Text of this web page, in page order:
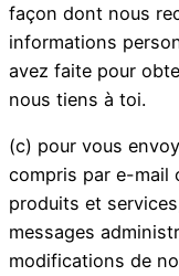
façon dont nous
informations
avez faite pour
nous tiens à toi.
(c) pour vous
compris par e-mail
produits et
messages
modifications de